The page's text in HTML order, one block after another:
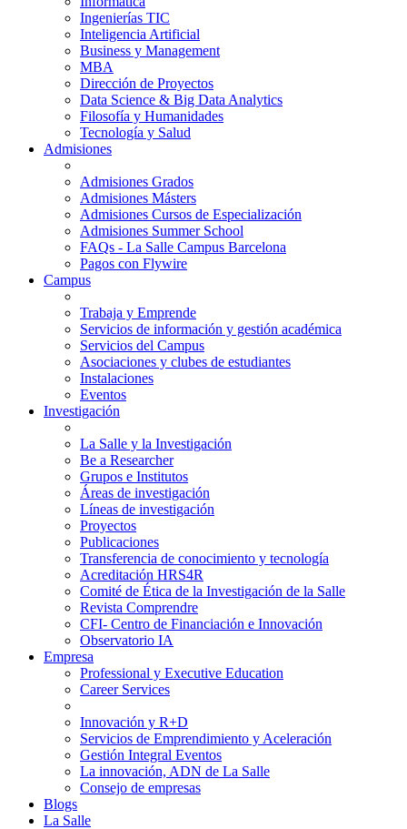
Ingenierías TIC
Inteligencia Artificial
Business y Management
MBA
Dirección de Proyectos
Data Science & Big Data Analytics
Filosofía y Humanidades
Tecnología y Salud
Admisiones
Admisiones Grados
Admisiones Másters
Admisiones Cursos de Especialización
Admisiones Summer School
FAQs - La Salle Campus Barcelona
Pagos con Flywire
Campus
Trabaja y Emprende
Servicios de información y gestión académica
Servicios del Campus
Asociaciones y clubes de estudiantes
Instalaciones
Eventos
Investigación
La Salle y la Investigación
Be a Researcher
Grupos e Institutos
Áreas de investigación
Líneas de investigación
Proyectos
Publicaciones
Transferencia de conocimiento y tecnología
Acreditación HRS4R
Comité de Ética de la Investigación de la Salle
Revista Comprendre
CFI- Centro de Financiación e Innovación
Observatorio IA
Empresa
Professional y Executive Education
Career Services
Innovación y R+D
Servicios de Emprendimiento y Aceleración
Gestión Integral Eventos
La innovación, ADN de La Salle
Consejo de empresas
Blogs
La Salle